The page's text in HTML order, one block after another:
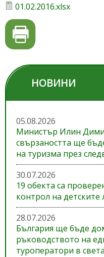
01.02.2016.xlsx
НОВИНИ
05.08.2026
Министър Илин
свързаността ще
на туризма през
30.07.2026
19 обекта са
контрол на
28.07.2026
България ще бъде
ръководството на
туроператори в